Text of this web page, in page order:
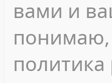
вами и
понимаю,